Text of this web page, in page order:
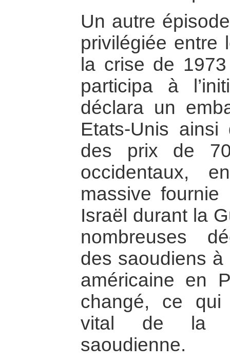
Un autre
privilégiée entre
la crise de
participa à
déclara un
Etats-Unis ainsi
des prix de
occidentaux,
massive
Israël durant la
nombreuses
des saoudiens à
américaine en
changé, ce qui
vital de la
saoudienne.